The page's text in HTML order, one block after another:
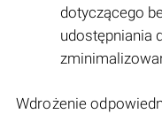
dotyczącego
udostępniania
Wdrożenie